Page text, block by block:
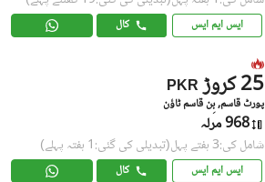
ایس ایم ایس کال
PKR 25 کروڑ
پورٹ قاسم, بِن قاسم ٹاؤن
968 مرلہ
شامل کی:3 ہفتے پہل (تبدیلی کی گئی:1 ہفتہ پہلے)
ایس ایم ایس کال